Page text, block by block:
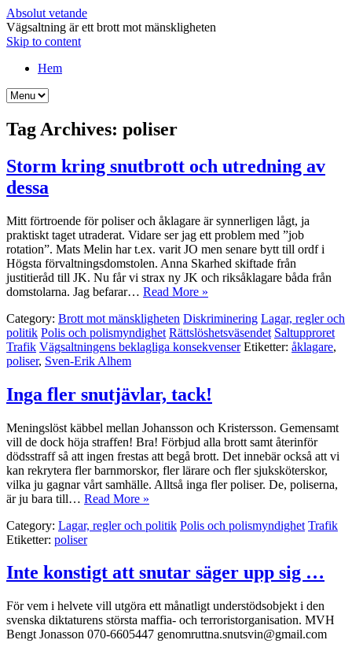
Absolut vetande
Vägsaltning är ett brott mot mänskligheten
Skip to content
Hem
Tag Archives: poliser
Storm kring snutbrott och utredning av
dessa
Mitt förtroende för poliser och åklagare är synnerligen lågt, ja
praktiskt taget utraderat. Vidare ser jag ett problem med ”job
rotation”. Mats Melin har t.ex. varit JO men senare bytt till ordf i
Högsta förvaltningsdomstolen. Anna Skarhed skiftade från
justitieråd till JK. Nu får vi strax ny JK och riksåklagare båda från
domstolarna. Jag befarar… Read More »
Category: Brott mot mänskligheten Diskriminering Lagar, regler och
politik Polis och polismyndighet Rättslöshetsväsendet Saltupproret
Trafik Vägsaltningens beklagliga konsekvenser Etiketter: åklagare,
poliser, Sven-Erik Alhem
Inga fler snutjävlar, tack!
Meningslöst käbbel mellan Johansson och Kristersson. Gemensamt
vill de dock höja straffen! Bra! Förbjud alla brott samt återinför
dödsstraff så att ingen frestas att begå brott. Det innebär också att vi
kan rekrytera fler barnmorskor, fler lärare och fler sjuksköterskor,
vilka ju gagnar vårt samhälle. Alltså inga fler poliser. De, poliserna,
är ju bara till… Read More »
Category: Lagar, regler och politik Polis och polismyndighet Trafik
Etiketter: poliser
Inte konstigt att snutar säger upp sig …
För vem i helvete vill utgöra ett månatligt understödsobjekt i den
svenska diktaturens största maffia- och terroristorganisation. MVH
Bengt Jonasson 070-6605447 genomruttna.snutsvin@gmail.com